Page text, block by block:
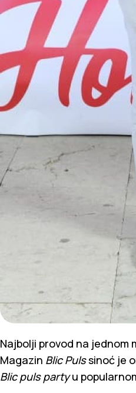
Najbolji provod na
Magazin Blic Pulssinoć je
Blic puls partyu